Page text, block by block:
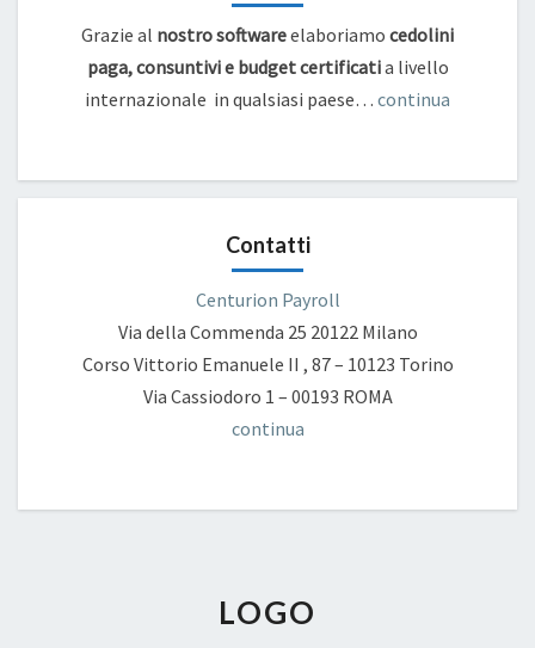
Grazie al nostro softwareelaboriamo cedolini
paga, consuntivi e budget certificatia livello
internazionale in qualsiasi paese… continua
Contatti
Centurion Payroll
Via della Commenda 25 20122 Milano
Corso Vittorio Emanuele II , 87 – 10123 Torino
Via Cassiodoro 1 – 00193 ROMA
continua
LOGO